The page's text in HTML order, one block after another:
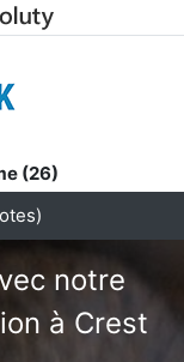
(26)
notre
à Crest